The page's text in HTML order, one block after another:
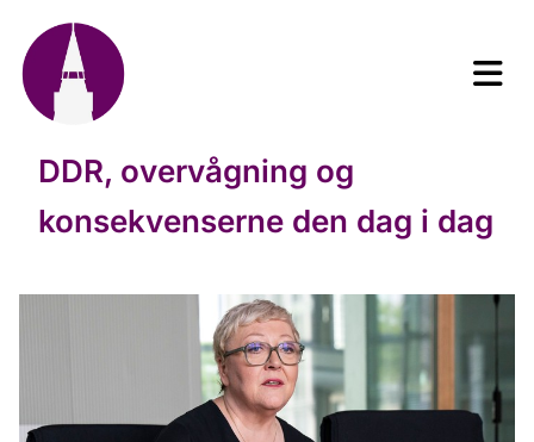
DDR, overvågning og
konsekvenserne den dag i dag